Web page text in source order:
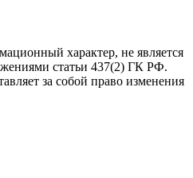
характер, не является
статьи 437(2) ГК РФ.
за собой право изменения